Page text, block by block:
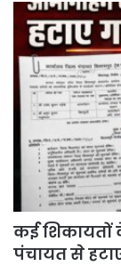
कई शिकायतों
पंचायत से